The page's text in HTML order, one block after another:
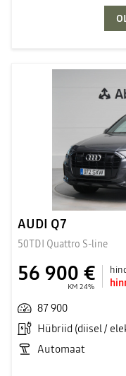
AUDI Q7
50TDI Quattro S-line
56 900 €
KM 24%
87 900
Hübriid (diisel /
Automaat